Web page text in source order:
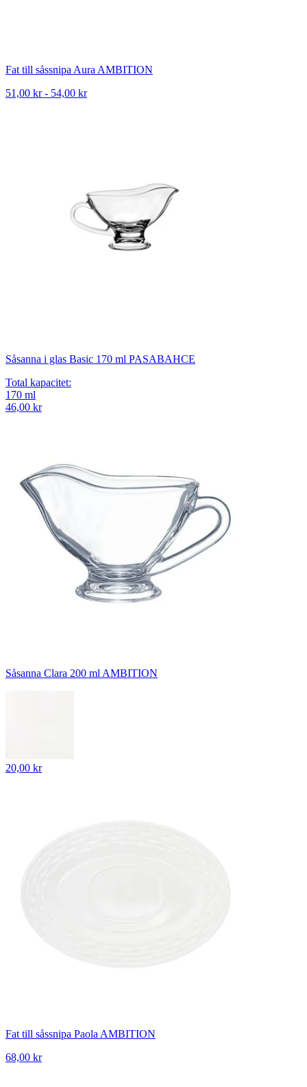
Fat till såssnipa Aura AMBITION
51,00 kr - 54,00 kr
Såsanna i glas Basic 170 ml PASABAHCE
Total kapacitet:
170 ml
46,00 kr
Såsanna Clara 200 ml AMBITION
20,00 kr
Fat till såssnipa Paola AMBITION
68,00 kr